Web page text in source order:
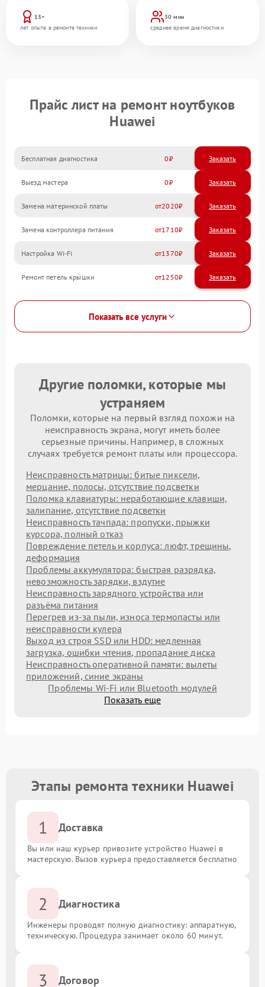
13+
лет опыта в ремонте техники
30 мин
среднее время диагностики
Прайс лист на ремонт ноутбуков
Huawei
Бесплатная диагностика 0 Заказать
Выезд мастера 0 Заказать
Замена материнской платы 2020
Замена контроллера питания 1710
Настройка Wi-Fi 1370
Ремонт петель крышки 1250
Показать все услуги
Другие поломки, которые мы
устраняем
Поломки, которые на первый взгляд похожи на
неисправность экрана, могут иметь более
серьезные причины. Например, в сложных
случаях требуется ремонт платы или процессора.
Неисправность матрицы: битые пиксели,
мерцание, полосы, отсутствие подсветки
Поломка клавиатуры: неработающие клавиши,
залипание, отсутствие подсветки
Неисправность тачпада: пропуски, прыжки
курсора, полный отказ
Повреждение петель и корпуса: люфт, трещины,
деформация
Проблемы аккумулятора: быстрая разрядка,
невозможность зарядки, вздутие
Неисправность зарядного устройства или
разъёма питания
Перегрев из‑за пыли, износа термопасты или
неисправности кулера
Выход из строя SSD или HDD: медленная
загрузка, ошибки чтения, пропадание диска
Неисправность оперативной памяти: вылеты
приложений, синие экраны
Проблемы Wi‑Fi или Bluetooth модулей
Показать еще
Этапы ремонта техники Huawei
1 Доставка
Вы или наш курьер привозите устройство Huawei в
мастерскую. Вызов курьера предоставляется бесплатно
2 Диагностика
Инженеры проводят полную диагностику: аппаратную,
техническую. Процедура занимает около 60 минут.
3 Договор